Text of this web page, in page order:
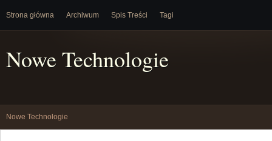
Strona główna Archiwum Spis Treści Tagi
Nowe Technologie
Nowe Technologie